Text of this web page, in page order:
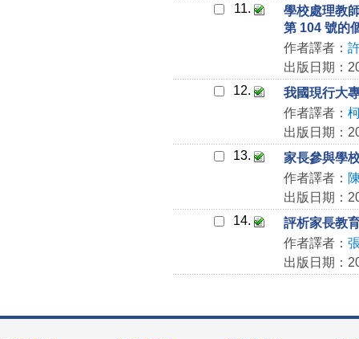
11.
學校處理教
第 104 號的
作者譯者：
出版日期：
12.
我國現行大
作者譯者：
出版日期：
13.
家長參與學
作者譯者：
出版日期：
14.
評析家長教
作者譯者：
出版日期：